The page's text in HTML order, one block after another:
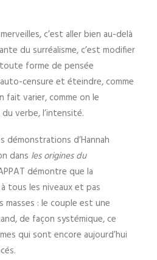
c’est aller bien au-delà
du surréalisme, c’est modifier
forme de pensée
censure et éteindre, comme
fait varier, comme on le
verbe, l’intensité.
démonstrations d’Hannah
dans les origines du
démontre que la
tous les niveaux et pas
masses : le couple est une
de façon systémique, ce
qui sont encore aujourd’hui